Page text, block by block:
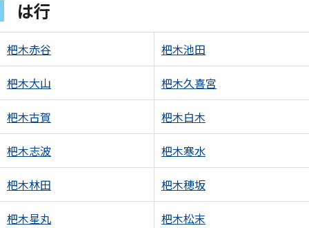
は行
杷木赤谷 杷木池田
杷木大山 杷木久喜宮
杷木古賀 杷木白木
杷木志波 杷木寒水
杷木林田 杷木穂坂
杷木星丸 杷木松末